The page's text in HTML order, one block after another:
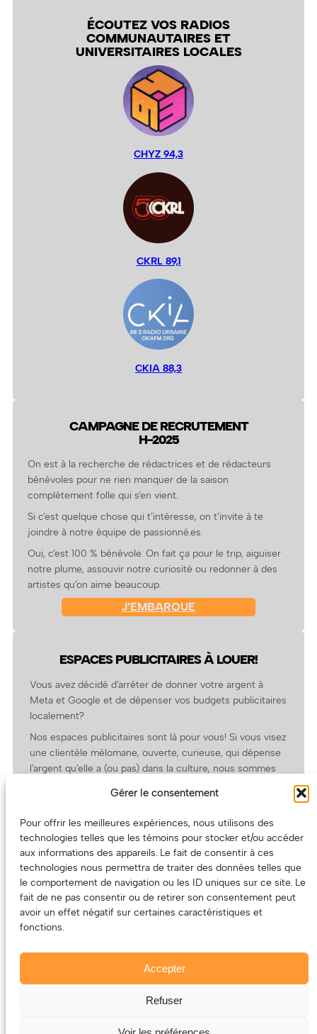
Gérer le consentement
Pour offrir les meilleures expériences, nous utilisons des
technologies telles que les témoins pour stocker et/ou accéder
aux informations des appareils. Le fait de consentir à ces
technologies nous permettra de traiter des données telles que
le comportement de navigation ou les ID uniques sur ce site. Le
fait de ne pas consentir ou de retirer son consentement peut
avoir un effet négatif sur certaines caractéristiques et
fonctions.
Accepter
Refuser
ÉCOUTEZ VOS RADIOS
COMMUNAUTAIRES ET
UNIVERSITAIRES LOCALES
CHYZ 94,3
CKRL 89,1
CKIA 88,3
CAMPAGNE DE RECRUTEMENT
H-2025
On est à la recherche de rédactrices et de rédacteurs
bénévoles pour ne rien manquer de la saison
complètement folle qui s’en vient.
Si c’est quelque chose qui t’intéresse, on t’invite à te
joindre à notre équipe de passionné.es.
Oui, c’est 100 % bénévole. On fait ça pour le trip, aiguiser
notre plume, assouvir notre curiosité ou redonner à des
artistes qu’on aime beaucoup.
J’EMBARQUE
ESPACES PUBLICITAIRES À LOUER!
Vous avez décidé d’arrêter de donner votre argent à
Meta et Google et de dépenser vos budgets publicitaires
localement?
Nos espaces publicitaires sont là pour vous! Si vous visez
une clientèle mélomane, ouverte, curieuse, qui dépense
l’argent qu’elle a (ou pas) dans la culture, nous sommes
revient.
(Oui, on va avoir des tarifs spéciaux pour vous, les
artistes!)
Le contenu (texte et photos) appartient à ses créatrices et